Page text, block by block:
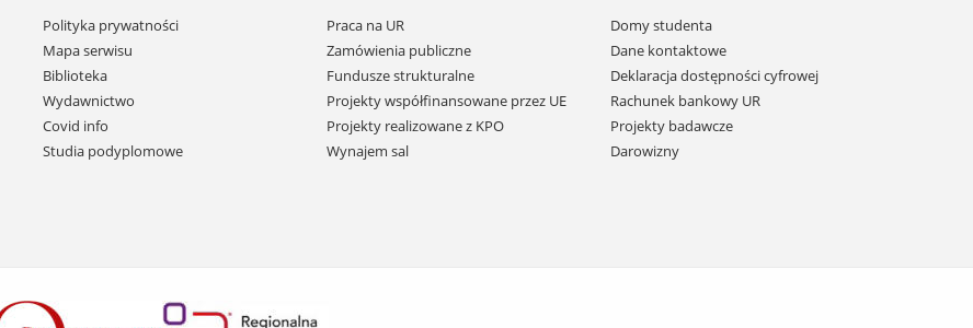
Pomiń
nawigację
i
przejdź
do
treści
Polityka prywatności
Mapa serwisu
Biblioteka
Wydawnictwo
Covid info
Studia podyplomowe
Praca na UR
Zamówienia publiczne
Fundusze strukturalne
Projekty współfinansowane przez UE
Projekty realizowane z KPO
Wynajem sal
Domy studenta
Dane kontaktowe
Deklaracja dostępności cyfrowej
Rachunek bankowy UR
Projekty badawcze
Darowizny